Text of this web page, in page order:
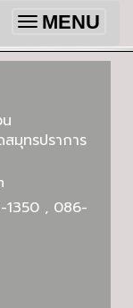
Toggle
navigation
MENU
ทรปราการ
, 086-